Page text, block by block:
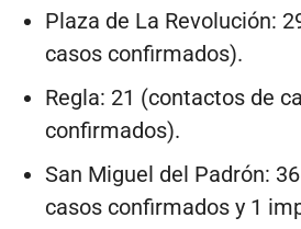
Plaza de La Revolución:
casos confirmados).
Regla: 21 (contactos de
confirmados).
San Miguel del Padrón:
casos confirmados y 1